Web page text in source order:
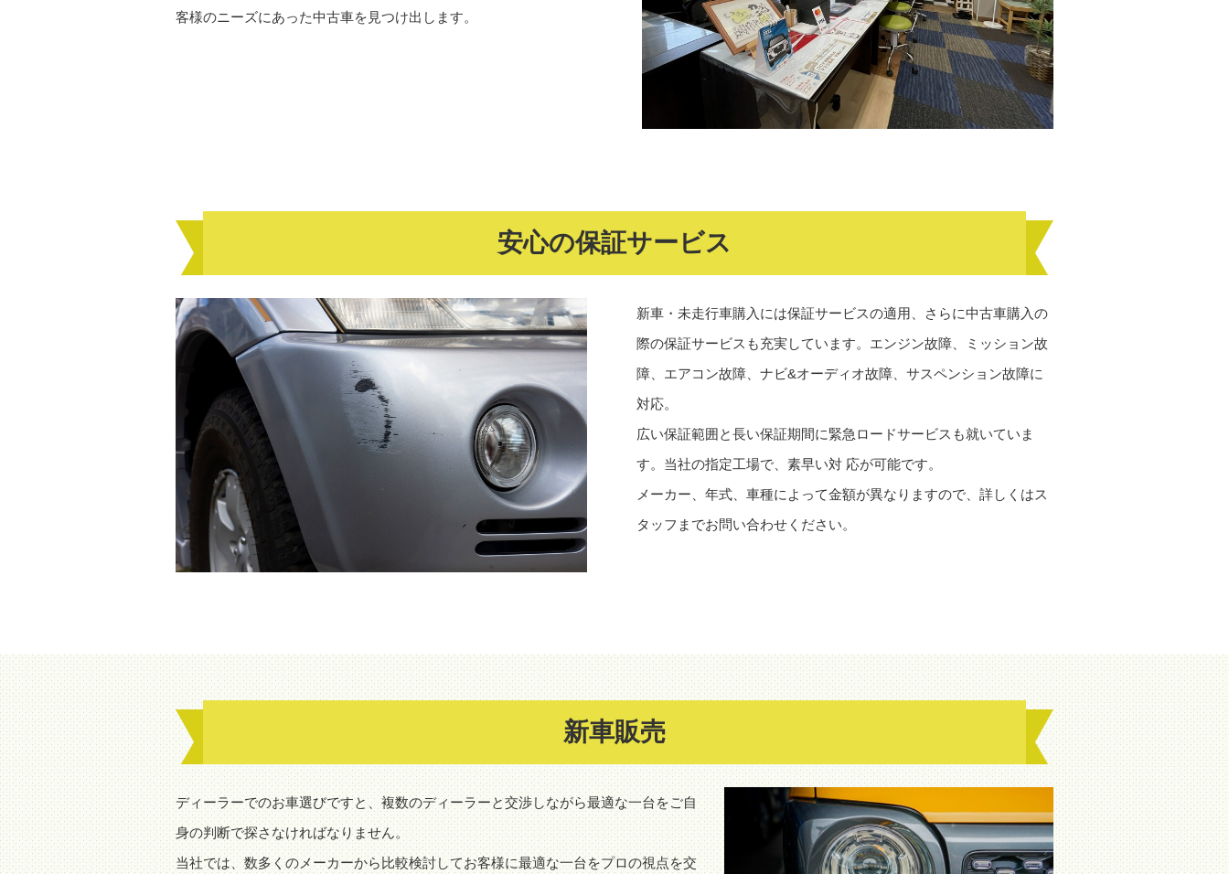
客様のニーズにあった中古車を見つけ出します。
安心の保証サービス
新車・未走行車購入には保証サービスの適用、さらに中古車購入の
際の保証サービスも充実しています。エンジン故障、ミッション故
障、エアコン故障、ナビ&オーディオ故障、サスペンション故障に
対応。
広い保証範囲と長い保証期間に緊急ロードサービスも就いていま
す。当社の指定工場で、素早い対 応が可能です。
メーカー、年式、車種によって金額が異なりますので、詳しくはス
タッフまでお問い合わせください。
新車販売
ディーラーでのお車選びですと、複数のディーラーと交渉しながら最適な一台をご自
身の判断で探さなければなりません。
当社では、数多くのメーカーから比較検討してお客様に最適な一台をプロの視点を交